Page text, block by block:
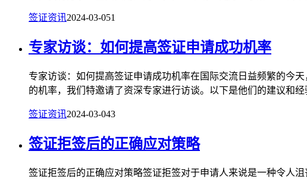
签证资讯2024-03-051
专家访谈：如何提高签证申请成功机率
专家访谈：如何提高签证申请成功机率在国际交流日益频繁的今
的机率，我们特邀请了资深专家进行访谈。以下是他们的建议和
签证资讯2024-03-043
签证拒签后的正确应对策略
签证拒签后的正确应对策略签证拒签对于申请人来说是一种令人